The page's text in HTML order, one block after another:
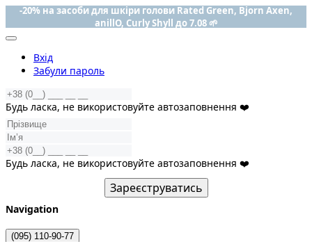
-20% на засоби для шкіри голови Rated Green, Bjorn Axen,
anillO, Curly Shyll до 7.08 🌱
Вхід
Забули пароль
Будь ласка, не використовуйте автозаповнення ❤️
Будь ласка, не використовуйте автозаповнення ❤️
Зареєструватись
Navigation
(095) 110-90-77